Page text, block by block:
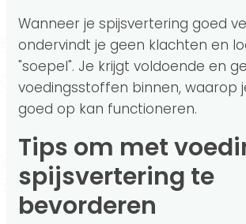
Wanneer je spijsvertering goed
ondervindt je geen klachten en
"soepel". Je krijgt voldoende en
voedingsstoffen binnen, waarop
goed op kan functioneren.
Tips om met voeding je
spijsvertering te
bevorderen